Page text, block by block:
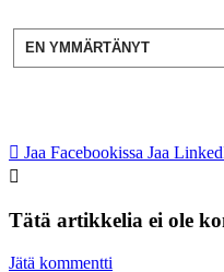
EN YMMÄRTÄNYT
Jaa Facebookissa Jaa
Tätä artikkelia ei ole
Jätä kommentti